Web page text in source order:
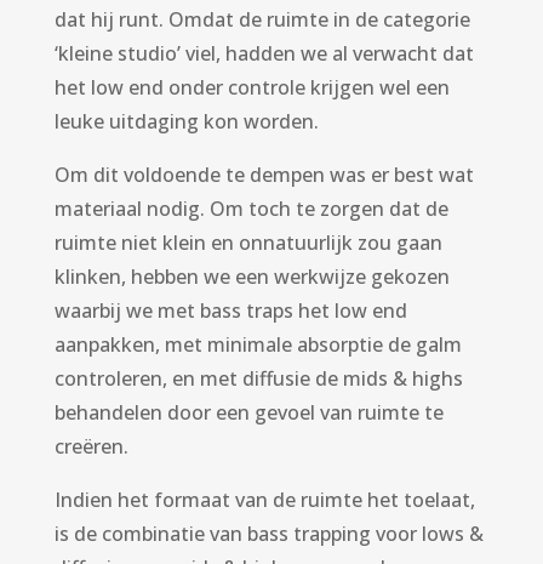
dat hij runt. Omdat de ruimte in de categorie
‘kleine studio’ viel, hadden we al verwacht dat
het low end onder controle krijgen wel een
leuke uitdaging kon worden.
Om dit voldoende te dempen was er best wat
materiaal nodig. Om toch te zorgen dat de
ruimte niet klein en onnatuurlijk zou gaan
klinken, hebben we een werkwijze gekozen
waarbij we met bass traps het low end
aanpakken, met minimale absorptie de galm
controleren, en met diffusie de mids & highs
behandelen door een gevoel van ruimte te
creëren.
Indien het formaat van de ruimte het toelaat,
is de combinatie van bass trapping voor lows &